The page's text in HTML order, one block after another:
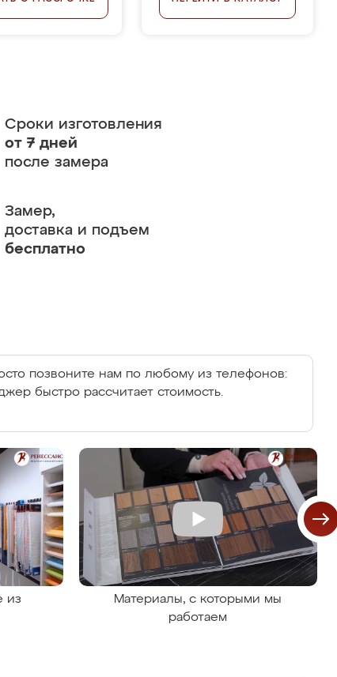
Сроки изготовления
от 7 дней
после замера
Замер,
доставка и подъем
бесплатно
позвоните нам по любому из телефонов:
быстро рассчитает стоимость.
из
Материалы, с которыми мы
работаем